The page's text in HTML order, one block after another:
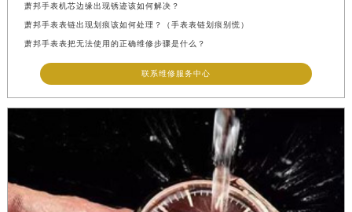
萧邦手表机芯边缘出现锈迹该如何解决？
萧邦手表表链出现划痕该如何处理？（手表表链划痕别慌）
萧邦手表表把无法使用的正确维修步骤是什么？
联系维修服务中心